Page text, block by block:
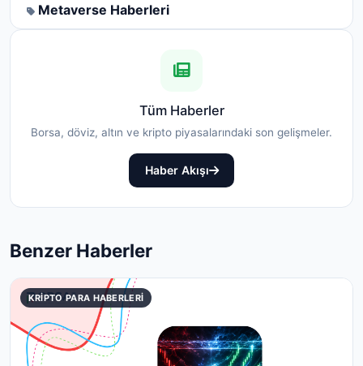
Metaverse Haberleri
Tüm Haberler
Borsa, döviz, altın ve kripto piyasalarındaki son gelişmeler.
Haber Akışı
Benzer Haberler
KRIPTO PARA HABERLERI